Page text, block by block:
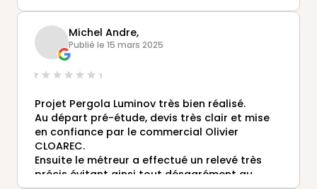
vraie véranda, nous offrant un salon d'été, un
jardin d'hiver, une pièce de petit bricolage, et
un chauffage d'appoint quand le soleil farde
ses rayons dès le printemps. Pour l'instant ?
Aucun regret et que du bonheur. Nous
recommandons chaudement l'agence de Theix
et ses conseils.
Michel Andre,
Publié le 15 mars 2025
Projet Pergola Luminov très bien réalisé.
Au départ pré-étude, devis très clair et mise
en confiance par le commercial Olivier
CLOAREC.
Ensuite le métreur a effectué un relevé très
précis évitant ainsi tout désagrément au